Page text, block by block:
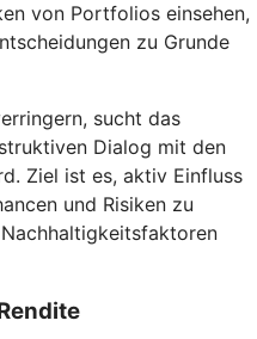
von Portfolios einsehen,
zu Grunde
sucht das
Dialog mit den
Ziel ist es, aktiv Einfluss
und Risiken zu